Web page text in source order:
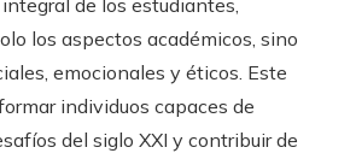
los aspectos académicos, sino
emocionales y éticos. Este
individuos capaces de
del siglo XXI y contribuir de